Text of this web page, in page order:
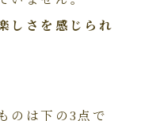
しさを感じられ
のは下の3点で